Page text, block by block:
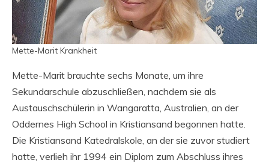
Mette-Marit Krankheit
Mette-Marit brauchte sechs Monate, um ihre
Sekundarschule abzuschließen, nachdem sie als
Austauschschülerin in Wangaratta, Australien, an der
Oddernes High School in Kristiansand begonnen hatte.
Die Kristiansand Katedralskole, an der sie zuvor studiert
hatte, verlieh ihr 1994 ein Diplom zum Abschluss ihres